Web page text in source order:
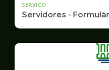
SERVICO
Servidores -